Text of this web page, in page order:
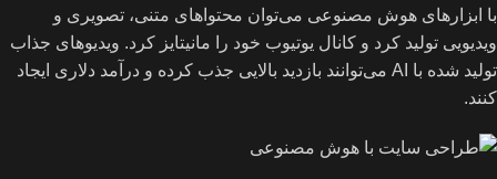
با ابزارهای هوش مصنوعی می‌توان محتواهای متنی، تصویری و
ویدیویی تولید کرد و کانال یوتیوب خود را مانیتایز کرد. ویدیوهای جذاب
تولید شده با AI می‌توانند بازدید بالایی جذب کرده و درآمد دلاری ایجاد
کنند.